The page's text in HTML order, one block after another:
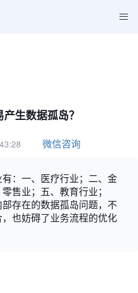
生数据孤岛？
微信咨询
：一、医疗行业；二、金
售业；五、教育行业；
存在的数据孤岛问题，不
也妨碍了业务流程的优化